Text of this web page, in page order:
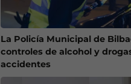
La Policía Municipal de
controles de alcohol y
accidentes